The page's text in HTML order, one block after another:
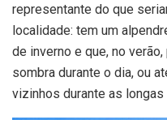
representante do que
localidade: tem um
de inverno e que, no
sombra durante o dia, ou
vizinhos durante as